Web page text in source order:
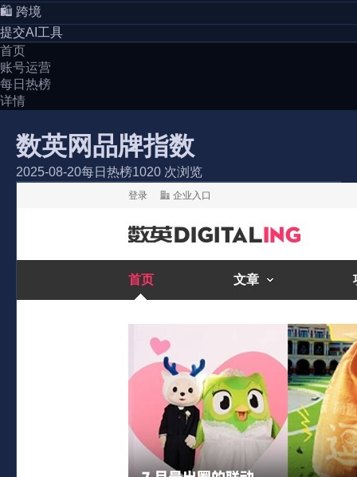
🛍️ 跨境
提交AI工具
首页
账号运营
每日热榜
详情
数英网品牌指数
2025-08-20每日热榜1020 次浏览